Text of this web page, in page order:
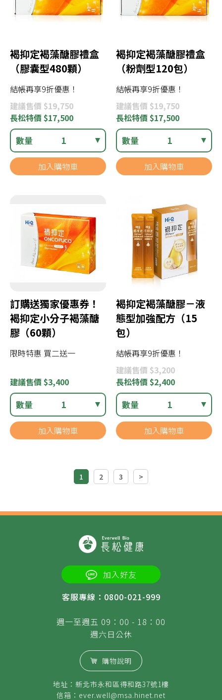
褐抑定褐藻醣膠禮盒
（膠囊型480顆）
結帳再享9折優惠！
建議售價 $19,750
長松特價 $17,500
數量 1
加入購物車
褐抑定褐藻醣膠禮盒
（粉劑型120包）
結帳再享9折優惠！
建議售價 $19,750
長松特價 $17,500
數量 1
加入購物車
訂購送獨家優惠券！
褐抑定小分子褐藻醣
膠（60顆）
限時特惠 買二送一
建議售價 $3,400
數量 1
加入購物車
褐抑定褐藻醣膠－液
態型加強配方（15
包）
結帳再享9折優惠！
建議售價 $3,200
長松特價 $2,400
數量 1
加入購物車
1 2 3 >
購物說明
地址：新北市永和區得和路37號1樓
信箱： ever.well@msa.hinet.net
加入好友
客服專線：0800-021-999
週一至週五 09：00 - 18：00
週六日公休